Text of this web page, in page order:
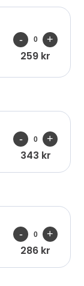
259 kr
343 kr
286 kr